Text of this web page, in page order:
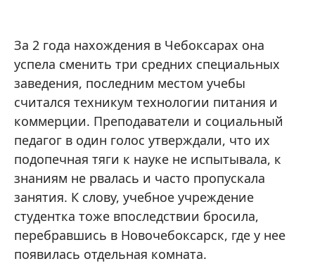
За 2 года нахождения в Чебоксарах она
успела сменить три средних специальных
заведения, последним местом учебы
считался техникум технологии питания и
коммерции. Преподаватели и социальный
педагог в один голос утверждали, что их
подопечная тяги к науке не испытывала, к
знаниям не рвалась и часто пропускала
занятия. К слову, учебное учреждение
студентка тоже впоследствии бросила,
перебравшись в Новочебоксарск, где у нее
появилась отдельная комната.